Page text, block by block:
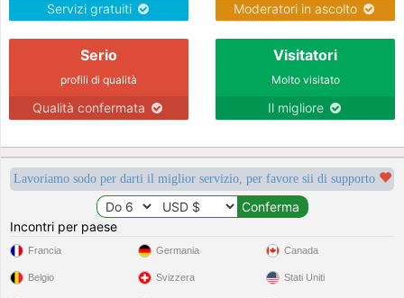
Servizi gratuiti Moderatori in ascolto
Serio
profili di qualità
Qualità confermata
Visitatori
Molto visitato
Il migliore
Lavoriamo sodo per darti il miglior servizio, per favore sii di supporto
Incontri per paese
Francia
Belgio
Germania
Svizzera
Canada
Stati Uniti